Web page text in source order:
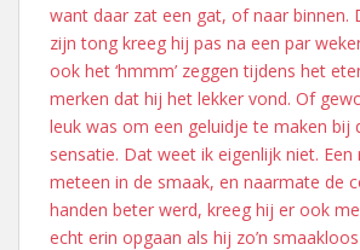
want daar zat een gat, of naar binnen.
zijn tong kreeg hij pas na een par
ook het ‘hmmm’ zeggen tijdens het
merken dat hij het lekker vond. Of
leuk was om een geluidje te maken bij
sensatie. Dat weet ik eigenlijk niet.
meteen in de smaak, en naarmate de
handen beter werd, kreeg hij er ook
echt erin opgaan als hij zo’n